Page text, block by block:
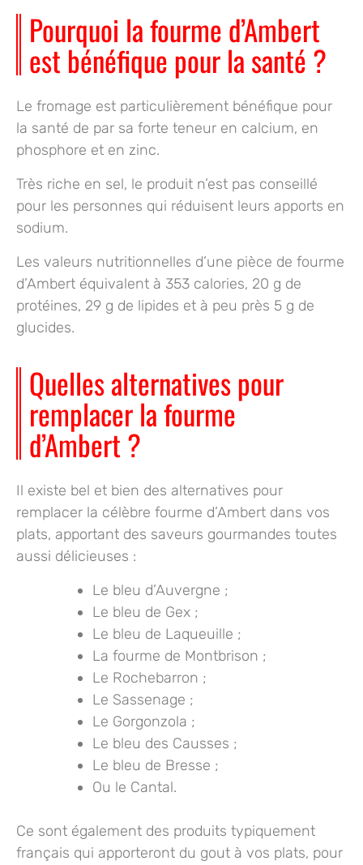
Pourquoi la fourme d’Ambert
est bénéfique pour la santé ?
Le fromage est particulièrement bénéfique pour
la santé de par sa forte teneur en calcium, en
phosphore et en zinc.
Très riche en sel, le produit n’est pas conseillé
pour les personnes qui réduisent leurs apports en
sodium.
Les valeurs nutritionnelles d’une pièce de fourme
d’Ambert équivalent à 353 calories, 20 g de
protéines, 29 g de lipides et à peu près 5 g de
glucides.
Quelles alternatives pour
remplacer la fourme
d’Ambert ?
Il existe bel et bien des alternatives pour
remplacer la célèbre fourme d’Ambert dans vos
plats, apportant des saveurs gourmandes toutes
aussi délicieuses :
Le bleu d’Auvergne ;
Le bleu de Gex ;
Le bleu de Laqueuille ;
La fourme de Montbrison ;
Le Rochebarron ;
Le Sassenage ;
Le Gorgonzola ;
Le bleu des Causses ;
Le bleu de Bresse ;
Ou le Cantal.
Ce sont également des produits typiquement
français qui apporteront du gout à vos plats, pour